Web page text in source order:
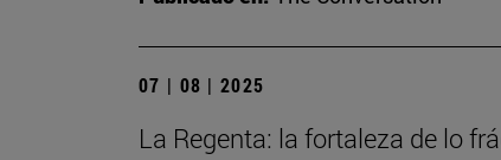
07 | 08 | 2025
La Regenta: la fortaleza de lo